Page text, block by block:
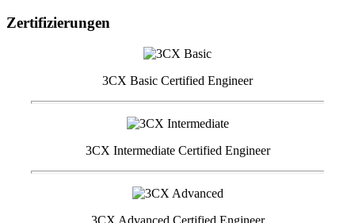
Zertifizierungen
3CX Basic Certified Engineer
3CX Intermediate Certified Engineer
3CX Advanced Certified Engineer